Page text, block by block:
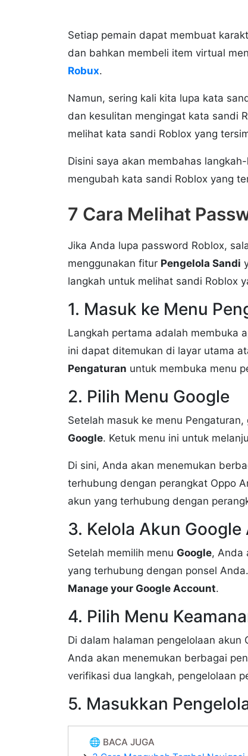
Setiap pemain dapat membuat
dan bahkan membeli item virtual
Robux.
Namun, sering kali kita lupa kata
dan kesulitan mengingat kata sandi
melihat kata sandi Roblox yang
Disini saya akan membahas
mengubah kata sandi Roblox yang
7 Cara Melihat
Jika Anda lupa password Roblox,
menggunakan fitur Pengelola Sandi
langkah untuk melihat sandi Roblox
1. Masuk ke Menu
Langkah pertama adalah membuka
ini dapat ditemukan di layar utama
Pengaturan untuk membuka menu
2. Pilih Menu Google
Setelah masuk ke menu
Google. Ketuk menu ini untuk
Di sini, Anda akan menemukan
terhubung dengan perangkat Oppo
akun yang terhubung dengan
3. Kelola Akun Google
Setelah memilih menu Google, Anda
yang terhubung dengan ponsel
Manage your Google Account.
4. Pilih Menu
Di dalam halaman pengelolaan akun
Anda akan menemukan berbagai
verifikasi dua langkah, pengelolaan
5. Masukkan
🌐 BACA JUGA